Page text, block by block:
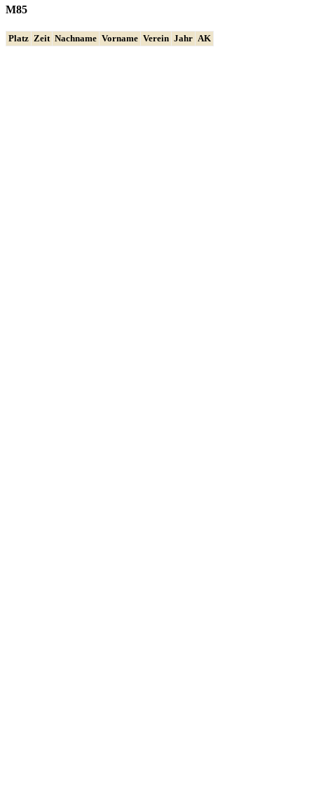
M85
Platz Zeit Nachname Vorname Verein Jahr AK